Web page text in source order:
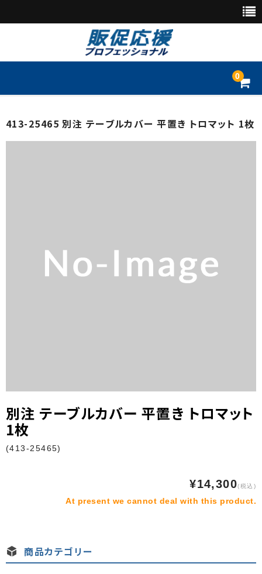
0
店頭幕・日除け幕
フロアシール
特集
ご利用ガイド
Illustrator（ai）データ入稿用テンプレート
413-25465 別注 テーブルカバー 平置き トロマット 1枚
別注 テーブルカバー 平置き トロマット
1枚
(413-25465)
¥14,300(税込)
At present we cannot deal with this product.
商品カテゴリー